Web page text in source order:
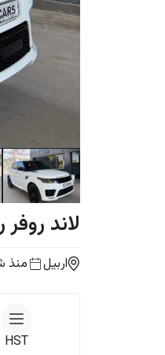
لاند روفر
اربيل منذ
HST